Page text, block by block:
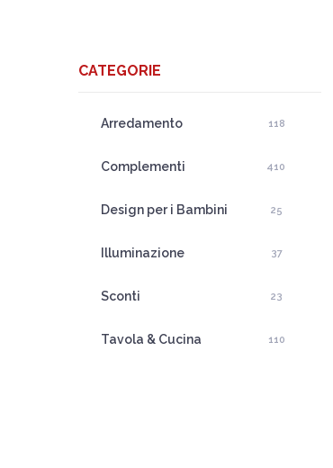
CATEGORIE
Arredamento 118
Complementi 410
Design per i Bambini 25
Illuminazione 37
Sconti 23
Tavola & Cucina 110